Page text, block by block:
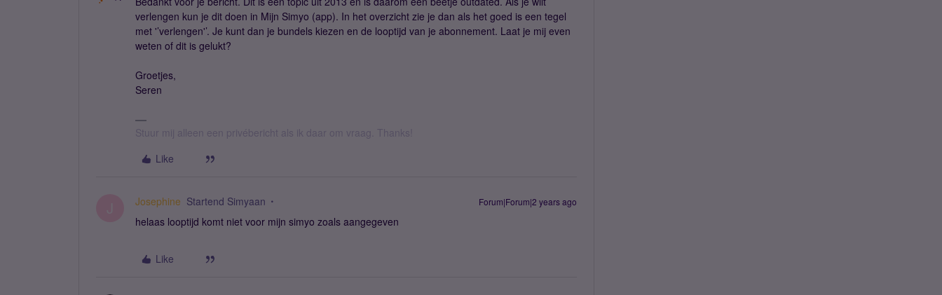
verlengen kun je dit doen in Mijn Simyo (app). In het overzicht zie je dan als het goed is een tegel
met '’verlengen'’. Je kunt dan je bundels kiezen en de looptijd van je abonnement. Laat je mij even
weten of dit is gelukt?
Groetjes,
Seren
Stuur mij alleen een privébericht als ik daar om vraag. Thanks!
Like
Josephine Startend Simyaan Forum|Forum|2 years ago
helaas looptijd komt niet voor mijn simyo zoals aangegeven
Like